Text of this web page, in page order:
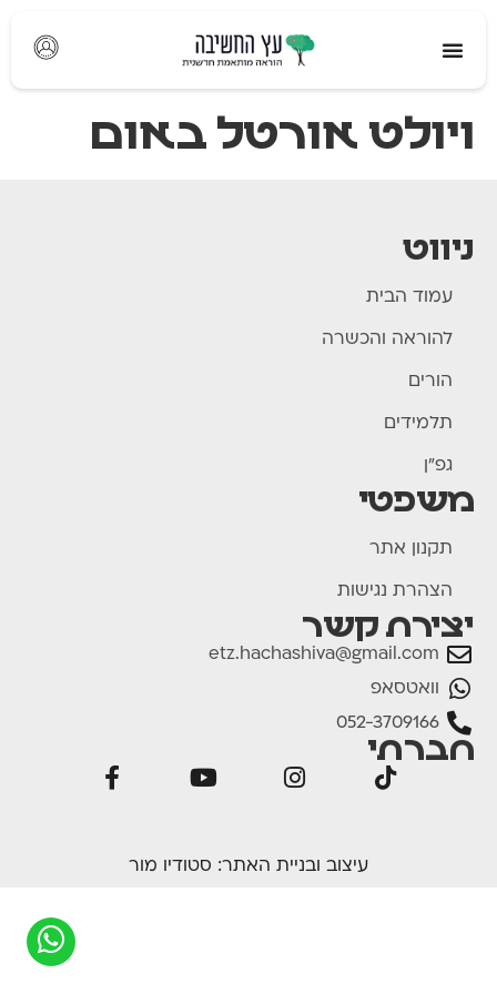
ויולט אורטל באום
ניווט
עמוד הבית
להוראה והכשרה
הורים
תלמידים
גפ"ן
משפטי
תקנון אתר
הצהרת נגישות
יצירת קשר
etz.hachashiva@gmail.com
וואטסאפ
052-3709166
חברתי
עיצוב ובניית האתר: סטודיו מור